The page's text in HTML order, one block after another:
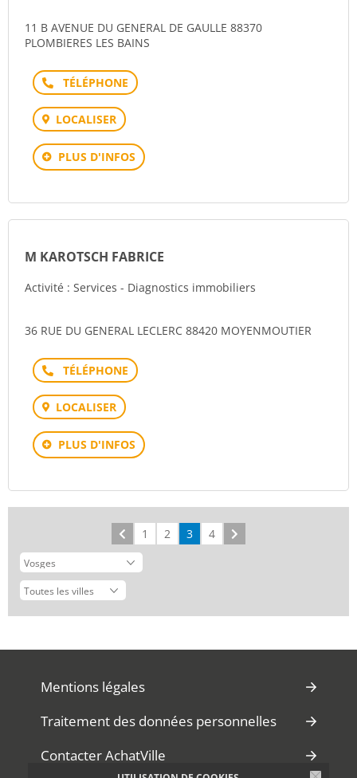
11 B AVENUE DU GENERAL DE GAULLE 88370
PLOMBIERES LES BAINS
Téléphone
LOCALISER
PLUS D'INFOS
M KAROTSCH FABRICE
Activité : Services - Diagnostics immobiliers
36 RUE DU GENERAL LECLERC 88420 MOYENMOUTIER
Téléphone
LOCALISER
PLUS D'INFOS
Précédent
1 2 3 4
Mentions légales
Traitement des données personnelles
Contacter AchatVille